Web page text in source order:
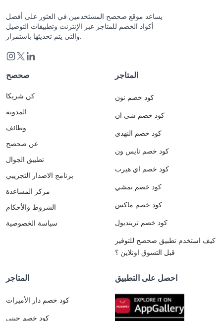
يساعد موقع صحصح المستخدمين في العثور على أفضل
أكواد الخصم للمتاجر عبر الإنترنت وتطبيقات التوصيل
والتي يتم تحديثها باستمرار.
صحصح
كن شريكا
المدونة
وظائف
عن صحصح
تطبيق الجوال
برنامج الاصدار التجريبي
مركز المساعدة
الشروط والأحكام
سياسة الخصوصية
المتاجر
كود خصم نون
كود خصم شي ان
كود خصم النهدي
كود خصم نايس ون
كود خصم اي هيرب
كود خصم نمشي
كود خصم ماكس
كود خصم ترينديول
كيف استخدم تطبيق صحصح للتوفير
قبل التسوق اونلاين ؟
المتاجر
كود خصم دار الأميرات
كود خصم جيني
احصل على التطبيق